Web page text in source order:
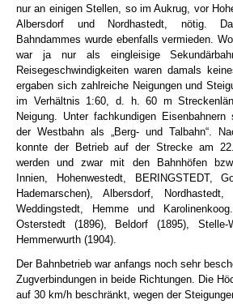
nur an einigen Stellen, so im Aukrug, vor
Albersdorf und Nordhastedt, nötig.
Bahndammes wurde ebenfalls vermieden.
war ja nur als eingleisige
Reisegeschwindigkeiten waren damals
ergaben sich zahlreiche Neigungen und
im Verhältnis 1:60, d. h. 60 m
Neigung. Unter fachkundigen
der Westbahn als „Berg- und Talbahn“.
konnte der Betrieb auf der Strecke am
werden und zwar mit den Bahnhöfen
Innien, Hohenwestedt, BERINGSTEDT,
Hademarschen), Albersdorf, Nordhastedt,
Weddingstedt, Hemme und
Osterstedt (1896), Beldorf (1895), Stelle-
Hemmerwurth (1904).
Der Bahnbetrieb war anfangs noch sehr
Zugverbindungen in beide Richtungen. Die
auf 30 km/h beschränkt, wegen der